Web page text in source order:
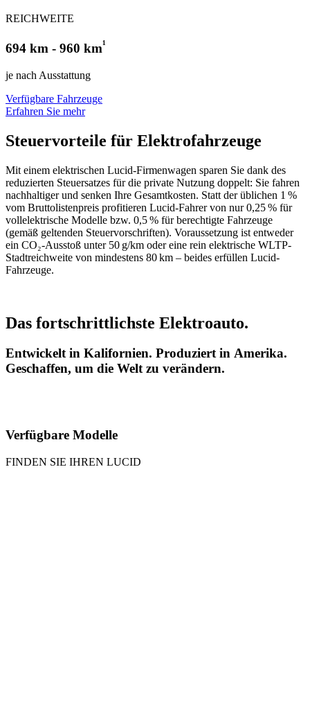
REICHWEITE
694 km - 960 km¹
je nach Ausstattung
Verfügbare Fahrzeuge
Erfahren Sie mehr
Steuervorteile für Elektrofahrzeuge
Mit einem elektrischen Lucid-Firmenwagen sparen Sie dank des
reduzierten Steuersatzes für die private Nutzung doppelt: Sie fahren
nachhaltiger und senken Ihre Gesamtkosten. Statt der üblichen 1 %
vom Bruttolistenpreis profitieren Lucid-Fahrer von nur 0,25 % für
vollelektrische Modelle bzw. 0,5 % für berechtigte Fahrzeuge
(gemäß geltenden Steuervorschriften). Voraussetzung ist entweder
ein CO₂-Ausstoß unter 50 g/km oder eine rein elektrische WLTP-
Stadt­reichweite von mindestens 80 km – beides erfüllen Lucid-
Fahrzeuge.
Das fortschrittlichste Elektroauto.
Entwickelt in Kalifornien. Produziert in Amerika.
Geschaffen, um die Welt zu verändern.
Verfügbare Modelle
FINDEN SIE IHREN LUCID